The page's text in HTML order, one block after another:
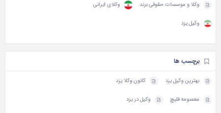
وکلا و موسسات حقوقی برند وکلای ایرانی
وکیل یزد
برچسب ها
بهترین وکیل یزد کانون وکلا یزد
معصومه قلیچ وکیل در یزد